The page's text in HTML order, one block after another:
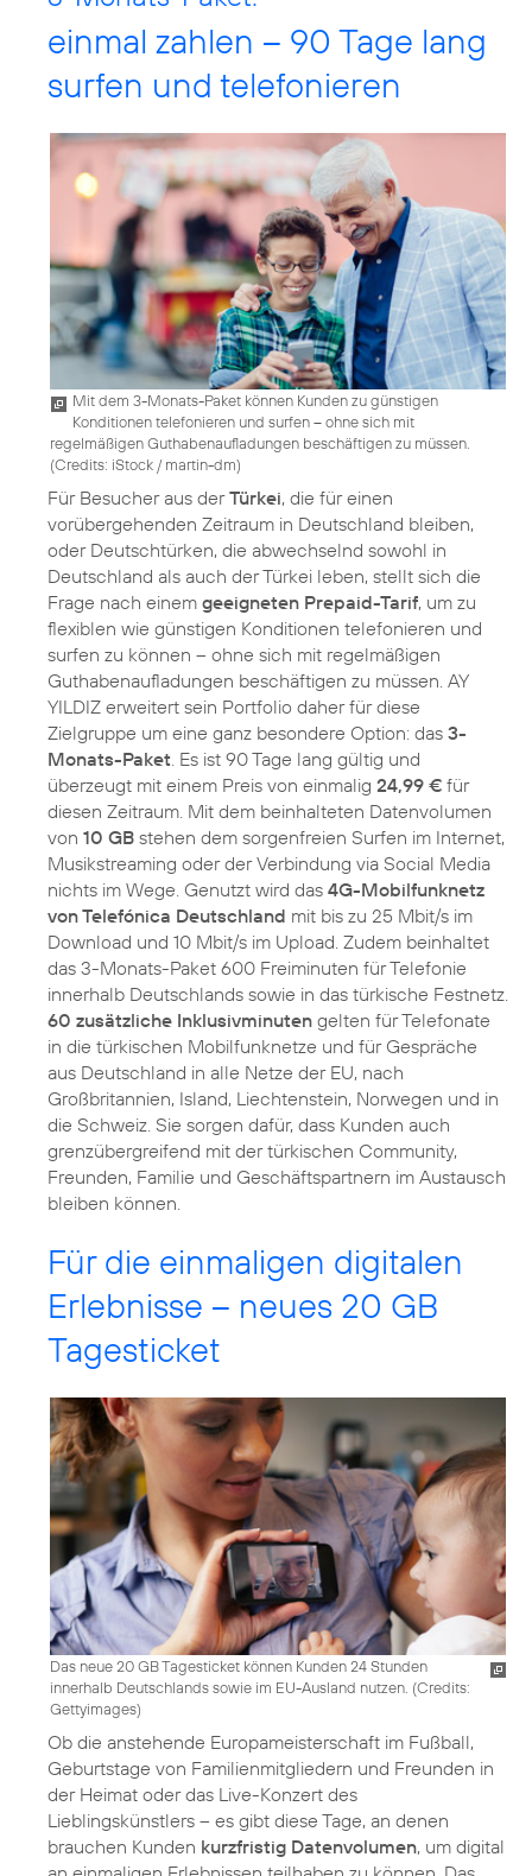
einmal zahlen – 90 Tage lang
surfen und telefonieren
Mit dem 3-Monats-Paket können Kunden zu günstigen
Konditionen telefonieren und surfen – ohne sich mit
regelmäßigen Guthabenaufladungen beschäftigen zu müssen.
(Credits: iStock / martin-dm)
Für Besucher aus derTürkei, die für einen
vorübergehenden Zeitraum in Deutschland bleiben,
oder Deutschtürken, die abwechselnd sowohl in
Deutschland als auch der Türkei leben, stellt sich die
Frage nach einem geeigneten Prepaid-Tarif, um zu
flexiblen wie günstigen Konditionen telefonieren und
surfen zu können – ohne sich mit regelmäßigen
Guthabenaufladungen beschäftigen zu müssen. AY
YILDIZ erweitert sein Portfolio daher für diese
Zielgruppe um eine ganz besondere Option: das 3-
Monats-Paket. Es ist 90 Tage lang gültig und
überzeugt mit einem Preis von einmalig 24,99 € für
diesen Zeitraum. Mit dem beinhalteten Datenvolumen
von 10 GB stehen dem sorgenfreien Surfen im Internet,
Musikstreaming oder der Verbindung via Social Media
nichts im Wege. Genutzt wird das 4G-Mobilfunknetz
von Telefónica Deutschland mit bis zu 25 Mbit/s im
Download und 10 Mbit/s im Upload. Zudem beinhaltet
das 3-Monats-Paket 600 Freiminuten für Telefonie
innerhalb Deutschlands sowie in das türkische Festnetz.
60 zusätzliche Inklusivminuten gelten für Telefonate
in die türkischen Mobilfunknetze und für Gespräche
aus Deutschland in alle Netze der EU, nach
Großbritannien, Island, Liechtenstein, Norwegen und in
die Schweiz. Sie sorgen dafür, dass Kunden auch
grenzübergreifend mit der türkischen Community,
Freunden, Familie und Geschäftspartnern im Austausch
bleiben können.
Für die einmaligen digitalen
Erlebnisse – neues 20 GB
Tagesticket
Das neue 20 GB Tagesticket können Kunden 24 Stunden
innerhalb Deutschlands sowie im EU-Ausland nutzen. (Credits:
Gettyimages)
Ob die anstehende Europameisterschaft im Fußball,
Geburtstage von Familienmitgliedern und Freunden in
der Heimat oder das Live-Konzert des
Lieblingskünstlers – es gibt diese Tage, an denen
brauchen Kunden kurzfristig Datenvolumen, um digital